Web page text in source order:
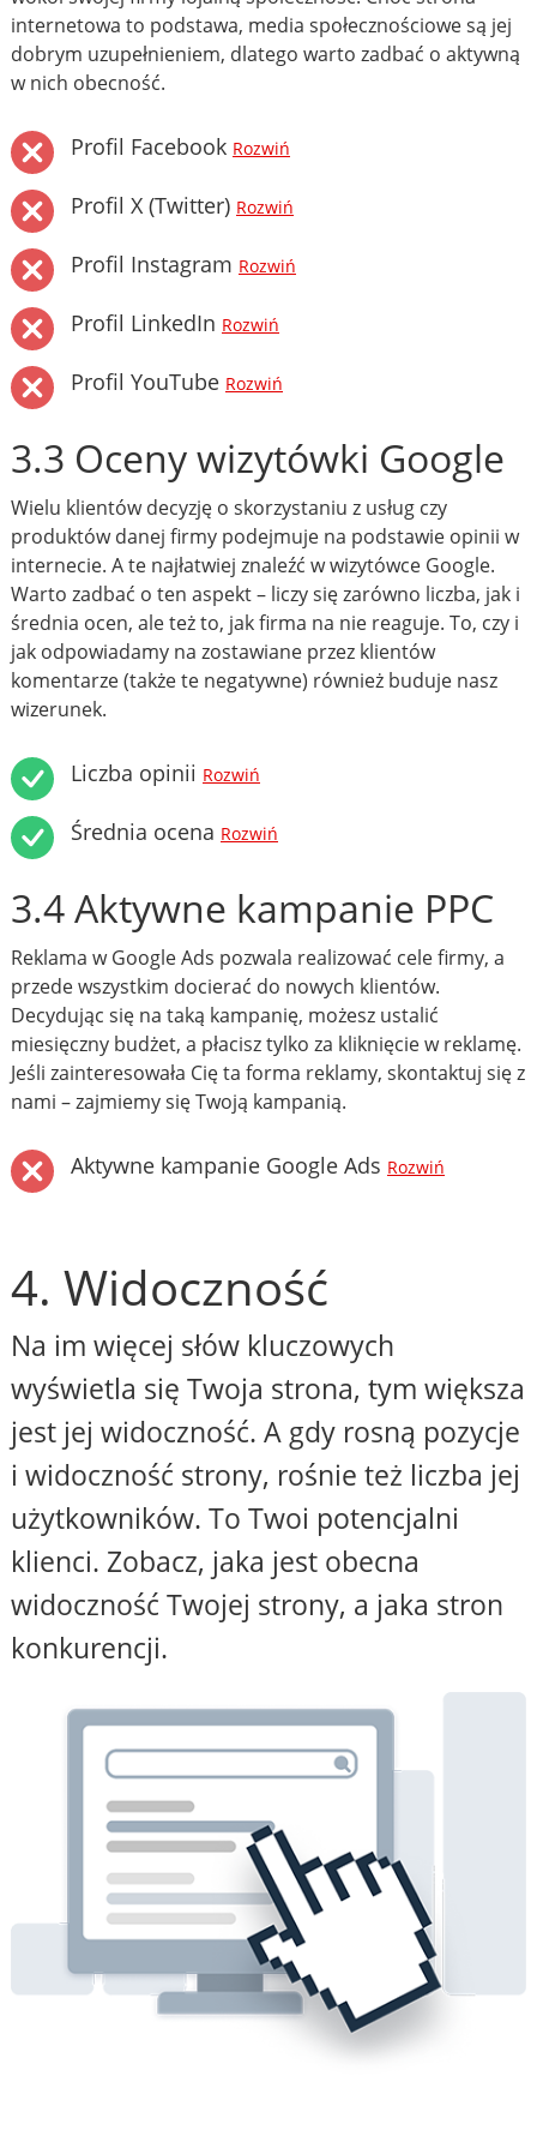
internetowa to podstawa, media społecznościowe są jej
dobrym uzupełnieniem, dlatego warto zadbać o aktywną
w nich obecność.
Profil Facebook Rozwiń
Profil X (Twitter) Rozwiń
Profil Instagram Rozwiń
Profil LinkedIn Rozwiń
Profil YouTube Rozwiń
3.3 Oceny wizytówki Google
Wielu klientów decyzję o skorzystaniu z usług czy
produktów danej firmy podejmuje na podstawie opinii w
internecie. A te najłatwiej znaleźć w wizytówce Google.
Warto zadbać o ten aspekt – liczy się zarówno liczba, jak i
średnia ocen, ale też to, jak firma na nie reaguje. To, czy i
jak odpowiadamy na zostawiane przez klientów
komentarze (także te negatywne) również buduje nasz
wizerunek.
Liczba opinii Rozwiń
Średnia ocena Rozwiń
3.4 Aktywne kampanie PPC
Reklama w Google Ads pozwala realizować cele firmy, a
przede wszystkim docierać do nowych klientów.
Decydując się na taką kampanię, możesz ustalić
miesięczny budżet, a płacisz tylko za kliknięcie w reklamę.
Jeśli zainteresowała Cię ta forma reklamy, skontaktuj się z
nami – zajmiemy się Twoją kampanią.
Aktywne kampanie Google Ads Rozwiń
4. Widoczność
Na im więcej słów kluczowych
wyświetla się Twoja strona, tym większa
jest jej widoczność. A gdy rosną pozycje
i widoczność strony, rośnie też liczba jej
użytkowników. To Twoi potencjalni
klienci. Zobacz, jaka jest obecna
widoczność Twojej strony, a jaka stron
konkurencji.